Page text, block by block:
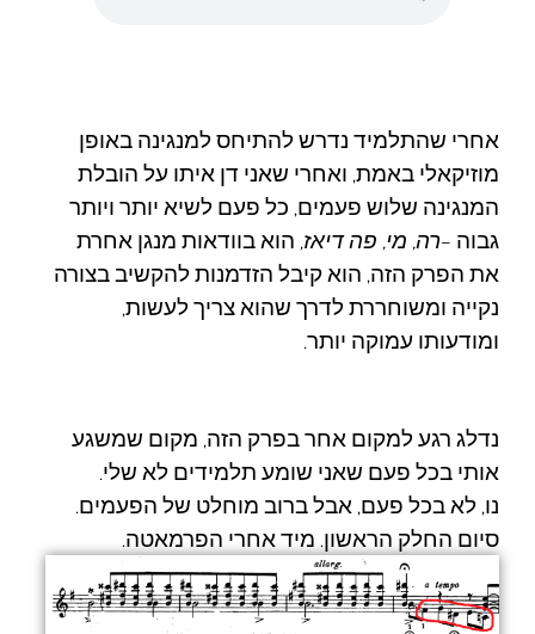
אחרי שהתלמיד נדרש להתיחס למנגינה באופן
מוזיקאלי באמת, ואחרי שאני דן איתו על הובלת
המנגינה שלוש פעמים, כל פעם לשיא יותר ויותר
גבוה –רה, מי, פה דיאז, הוא בוודאות מנגן אחרת
את הפרק הזה, הוא קיבל הזדמנות להקשיב בצורה
נקייה ומשוחררת לדרך שהוא צריך לעשות,
ומודעותו עמוקה יותר.
נדלג רגע למקום אחר בפרק הזה, מקום שמשגע
אותי בכל פעם שאני שומע תלמידים לא שלי.
נו, לא בכל פעם, אבל ברוב מוחלט של הפעמים.
סיום החלק הראשון. מיד אחרי הפרמאטה.